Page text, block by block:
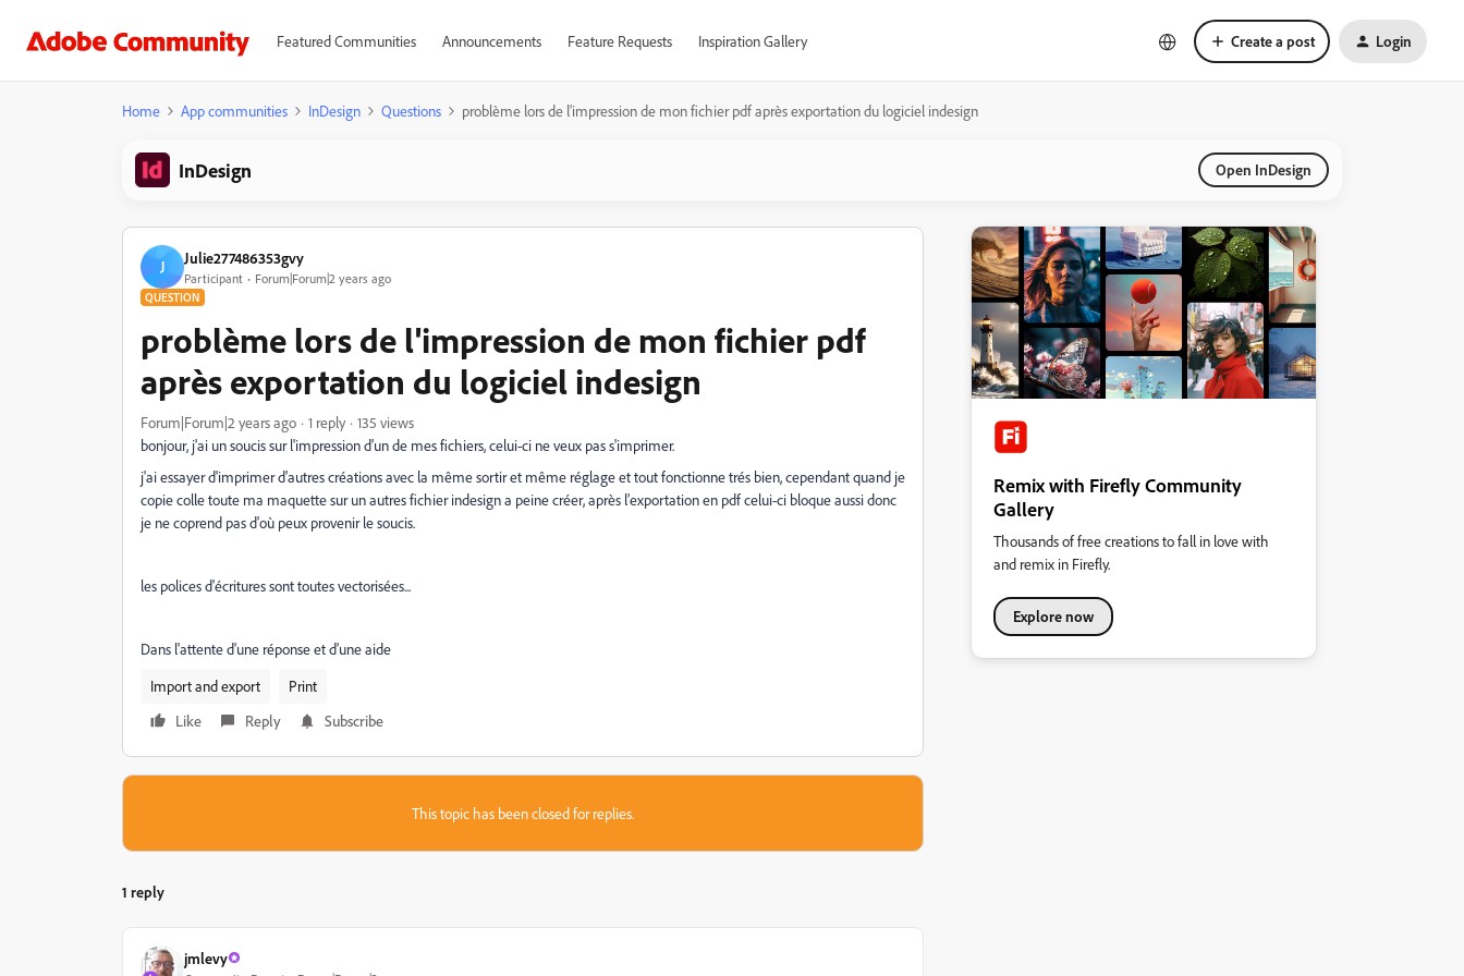
Featured Communities Announcements Feature Requests Inspiration Gallery Create a post Login
Home App communities InDesign Questions problème lors de l'impression de mon fichier pdf après exportation du logiciel indesign
InDesign Open InDesign
J Julie277486353gvy
Participant Forum|Forum|2 years ago
QUESTION
problème lors de l'impression de mon fichier pdf
après exportation du logiciel indesign
Forum|Forum|2 years ago 1 reply
135 views
bonjour, j'ai un soucis sur l'impression d'un de mes fichiers, celui-ci ne veux pas s'imprimer.
j'ai essayer d'imprimer d'autres créations avec la même sortir et même réglage et tout fonctionne trés bien, cependant quand je
copie colle toute ma maquette sur un autres fichier indesign a peine créer, après l'exportation en pdf celui-ci bloque aussi donc
je ne coprend pas d'où peux provenir le soucis.
les polices d'écritures sont toutes vectorisées...
Dans l'attente d'une réponse et d'une aide
Import and export
Print
Like
Reply Subscribe
This topic has been closed for replies.
1 reply
jmlevy
Remix with Firefly Community
Gallery
Thousands of free creations to fall in love with
and remix in Firefly.
Explore now